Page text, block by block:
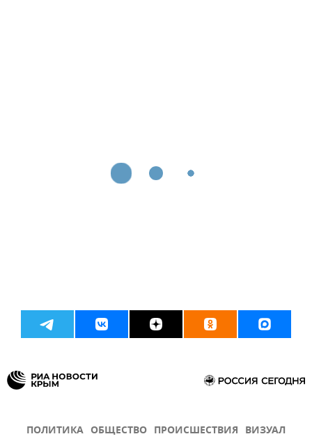
ПОЛИТИКА ОБЩЕСТВО ПРОИСШЕСТВИЯ ВИЗУАЛ